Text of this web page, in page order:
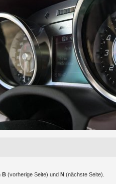
B (vorherige Seite) und N (nächste Seite).